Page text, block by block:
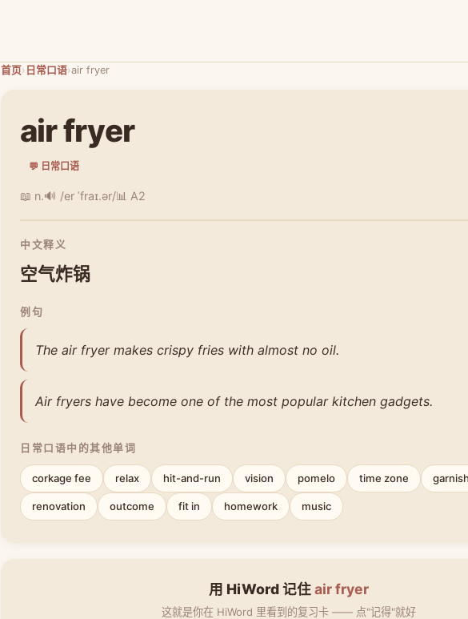
首页› 日常口语›air fryer
air fryer
💬 日常口语
📖 n.🔊 /er ˈfraɪ.ər/📊 A2
中文释义
空气炸锅
例句
The air fryer makes crispy fries with almost no oil.
Air fryers have become one of the most popular kitchen gadgets.
日常口语中的其他单词
corkage fee relax hit-and-run vision pomelo time zone
renovation outcome fit in homework music
用 HiWord 记住air fryer
这就是你在 HiWord 里看到的复习卡 —— 点"记得"就好